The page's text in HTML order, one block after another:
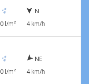
0 l/m²
N
4 km/h
0 l/m²
NE
4 km/h